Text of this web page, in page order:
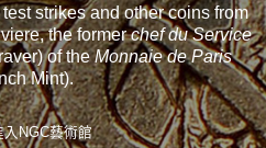
strikes and other coins from
the formerchef du Service
of theMonnaie de Paris
Mint).
入NGC藝術館